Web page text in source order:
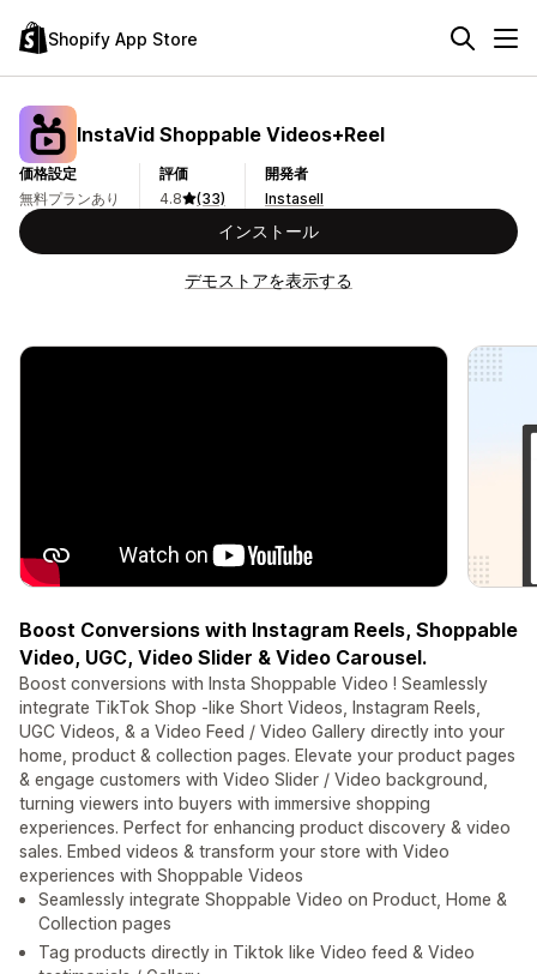
Shopify App Store
InstaVid Shoppable Videos+Reel
価格設定
無料プランあり
評価
4.8
(33)
開発者
Instasell
インストール
デモストアを表示する
Boost Conversions with Instagram Reels, Shoppable
Video, UGC, Video Slider & Video Carousel.
Boost conversions with Insta Shoppable Video ! Seamlessly
integrate TikTok Shop -like Short Videos, Instagram Reels,
UGC Videos, & a Video Feed / Video Gallery directly into your
home, product & collection pages. Elevate your product pages
& engage customers with Video Slider / Video background,
turning viewers into buyers with immersive shopping
experiences. Perfect for enhancing product discovery & video
sales. Embed videos & transform your store with Video
experiences with Shoppable Videos
Seamlessly integrate Shoppable Video on Product, Home &
Collection pages
Tag products directly in Tiktok like Video feed & Video